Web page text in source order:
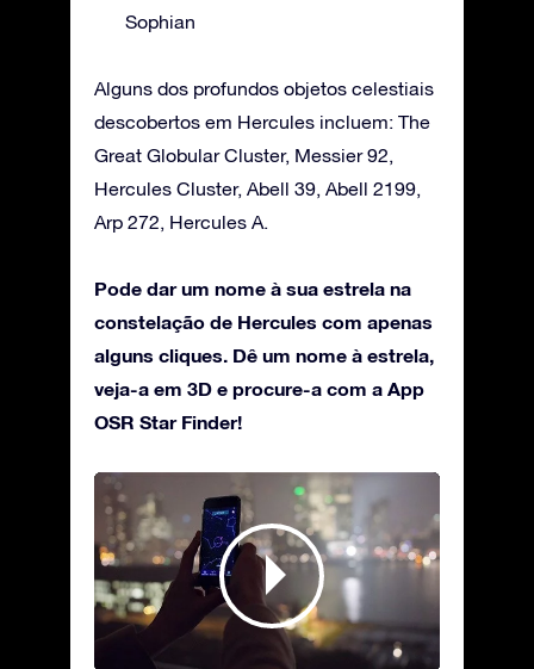
Sophian
Alguns dos profundos objetos celestiais
descobertos em Hercules incluem: The
Great Globular Cluster, Messier 92,
Hercules Cluster, Abell 39, Abell 2199,
Arp 272, Hercules A.
Pode dar um nome à sua estrela na
constelação de Hercules com apenas
alguns cliques. Dê um nome à estrela,
veja-a em 3D e procure-a com a App
OSR Star Finder!